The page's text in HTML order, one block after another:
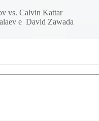
vs. Calvin Kattar
e David Zawada